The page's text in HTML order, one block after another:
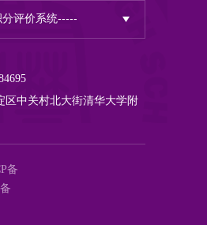
区中关村北大街清华大学附
备